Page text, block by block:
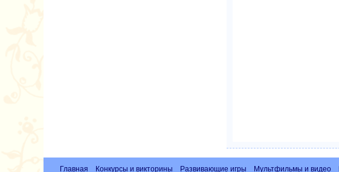
Главная Конкурсы и викторины Развивающие игры Мультфильмы и видео